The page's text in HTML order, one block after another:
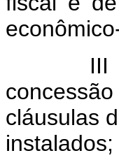
III -
cláusulas
instalados;